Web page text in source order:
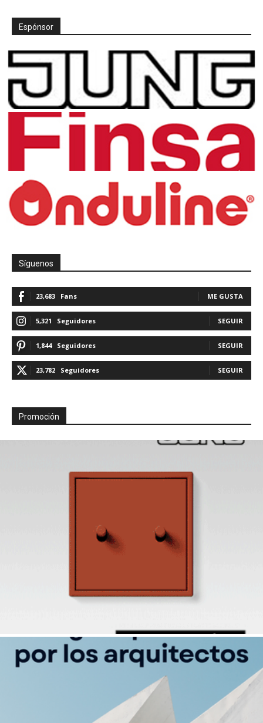
Espónsor
Síguenos
23,683 Fans ME GUSTA
5,321 Seguidores SEGUIR
1,844 Seguidores SEGUIR
23,782 Seguidores SEGUIR
Promoción